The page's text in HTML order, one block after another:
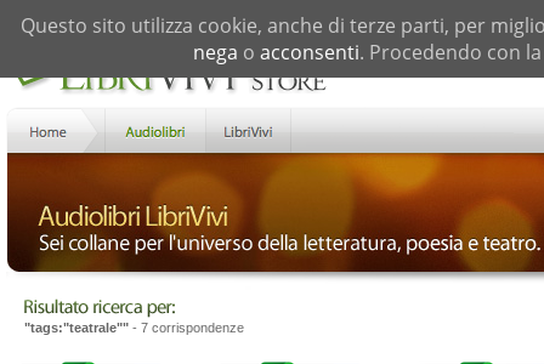
"tags:"teatrale"" - 7 corrispondenze
Questo sito utilizza cookie, anche di terze parti, per
nega o acconsenti. Procedendo con